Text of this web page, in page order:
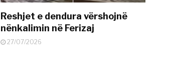
Reshjet e dendura vërshojnë
nënkalimin në Ferizaj
27/07/2026